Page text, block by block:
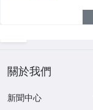
關於我們
新聞中心